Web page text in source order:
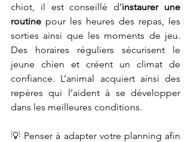
chiot, il est conseillé d’instaurer une
routine pour les heures des repas, les
sorties ainsi que les moments de jeu.
Des horaires réguliers sécurisent le
jeune chien et créent un climat de
confiance. L’animal acquiert ainsi des
repères qui l’aident à se développer
dans les meilleures conditions.
💡 Penser à adapter votre planning afin